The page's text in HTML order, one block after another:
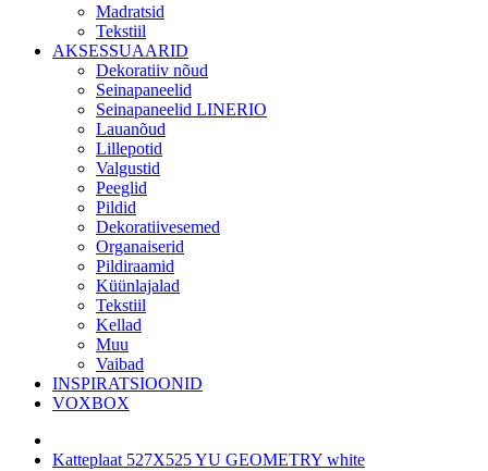
Madratsid
Tekstiil
AKSESSUAARID
Dekoratiiv nõud
Seinapaneelid
Seinapaneelid LINERIO
Lauanõud
Lillepotid
Valgustid
Peeglid
Pildid
Dekoratiivesemed
Organaiserid
Pildiraamid
Küünlajalad
Tekstiil
Kellad
Muu
Vaibad
INSPIRATSIOONID
VOXBOX
Katteplaat 527X525 YU GEOMETRY white